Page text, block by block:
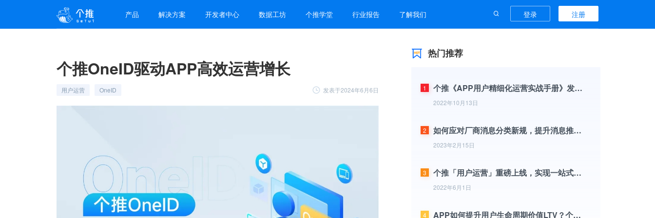
产品 解决方案 开发者中心 数据工坊 个推学堂 行业报告 了解我们 登录 注册
个推OneID驱动APP高效运营增长
用户运营 OneID 发表于2024年6月6日
热门推荐
1 个推《APP用户精细化运营实战手册》发布，提供用户运营体系搭建超全攻略
2022年10月13日
2 如何应对厂商消息分类新规，提升消息推送到达率？
2023年2月15日
3 个推「用户运营」重磅上线，实现一站式用户洞察与数据分析
2022年6月1日
4 APP如何提升用户生命周期价值LTV？个推数智运营服务提供解决方案